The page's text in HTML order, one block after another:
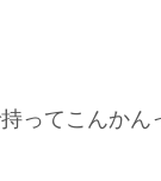
ってこんかん